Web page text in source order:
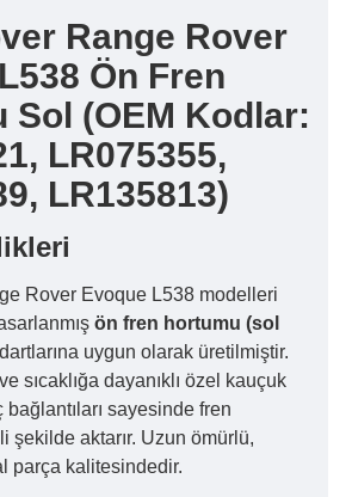
Range Rover
Ön Fren
Sol (OEM Kodlar:
LR075355,
LR135813)
Rover Evoque L538 modelleri
ön fren hortumu (sol
uygun olarak üretilmiştir.
sıcaklığa dayanıklı özel kauçuk
bağlantıları sayesinde fren
şekilde aktarır. Uzun ömürlü,
parça kalitesindedir.